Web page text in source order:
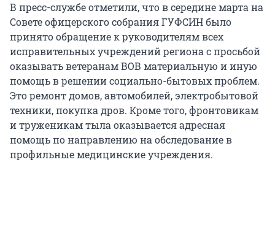
В пресс-службе отметили, что в середине марта на
Совете офицерского собрания ГУФСИН было
принято обращение к руководителям всех
исправительных учреждений региона с просьбой
оказывать ветеранам ВОВ материальную и иную
помощь в решении социально-бытовых проблем.
Это ремонт домов, автомобилей, электробытовой
техники, покупка дров. Кроме того, фронтовикам
и труженикам тыла оказывается адресная
помощь по направлению на обследование в
профильные медицинские учреждения.